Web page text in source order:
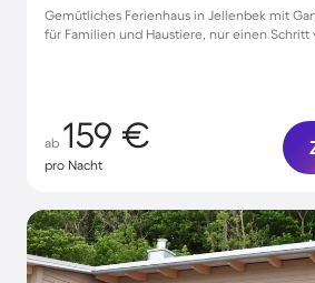
Gemütliches Ferienhaus in Jellenbek mit
für Familien und Haustiere, nur einen Schritt
ab 159 €
pro Nacht